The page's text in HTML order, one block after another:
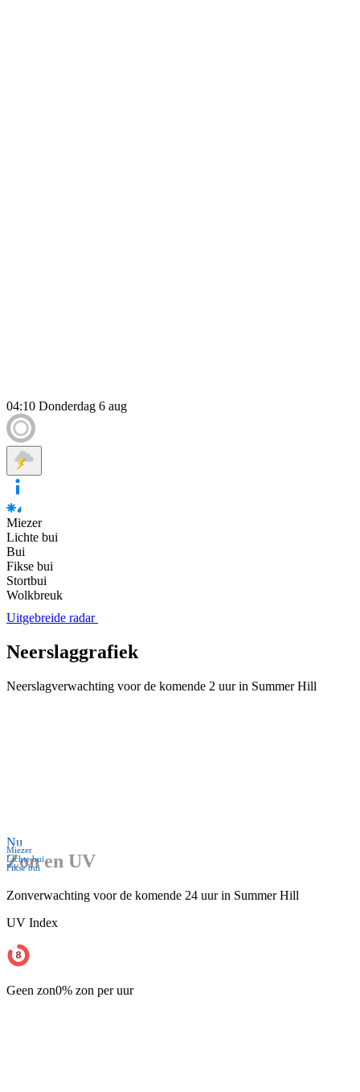
04:10 Donderdag 6 aug
Miezer
Lichte bui
Bui
Fikse bui
Stortbui
Wolkbreuk
Uitgebreide radar
Neerslaggrafiek
Neerslagverwachting voor de komende 2 uur in Summer Hill
Nu
Miezer
Lichte bui
Fikse bui
Zon en UV
Zonverwachting voor de komende 24 uur in Summer Hill
UV Index
Geen zon0% zon per uur